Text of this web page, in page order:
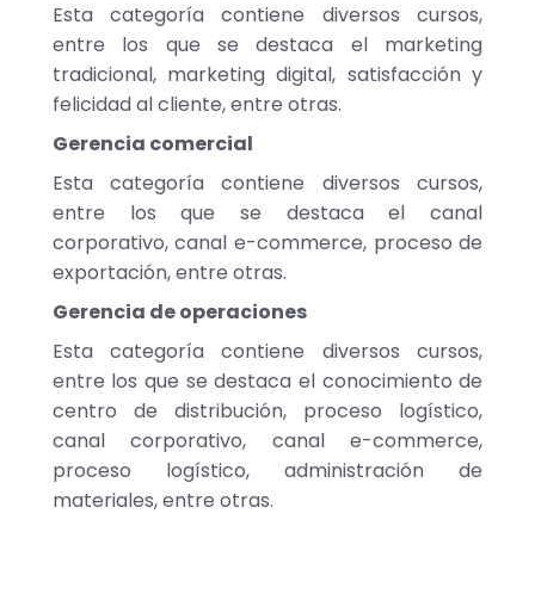
Esta categoría contiene diversos cursos,
entre los que se destaca el marketing
tradicional, marketing digital, satisfacción y
felicidad al cliente, entre otras.
Gerencia comercial
Esta categoría contiene diversos cursos,
entre los que se destaca el canal
corporativo, canal e-commerce, proceso de
exportación, entre otras.
Gerencia de operaciones
Esta categoría contiene diversos cursos,
entre los que se destaca el conocimiento de
centro de distribución, proceso logístico,
canal corporativo, canal e-commerce,
proceso logístico, administración de
materiales, entre otras.